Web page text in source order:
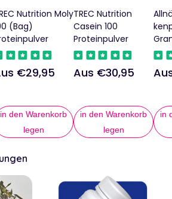
Nutrition Moly
(Bag)
€29,95
in den Warenkorb
legen
TREC Nutrition
Casein 100
Proteinpulver
Regulärer
Aus €30,95
in den Warenkorb
legen
in